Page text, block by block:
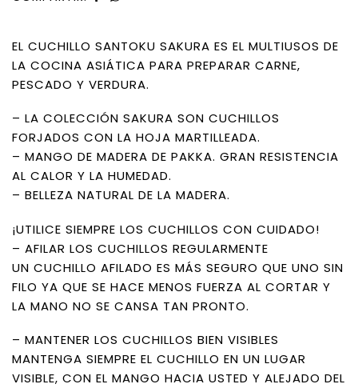
EL CUCHILLO SANTOKU SAKURA ES EL MULTIUSOS DE
LA COCINA ASIÁTICA PARA PREPARAR CARNE,
PESCADO Y VERDURA.
– LA COLECCIÓN SAKURA SON CUCHILLOS
FORJADOS CON LA HOJA MARTILLEADA.
– MANGO DE MADERA DE PAKKA. GRAN RESISTENCIA
AL CALOR Y LA HUMEDAD.
– BELLEZA NATURAL DE LA MADERA.
¡UTILICE SIEMPRE LOS CUCHILLOS CON CUIDADO!
– AFILAR LOS CUCHILLOS REGULARMENTE
UN CUCHILLO AFILADO ES MÁS SEGURO QUE UNO SIN
FILO YA QUE SE HACE MENOS FUERZA AL CORTAR Y
LA MANO NO SE CANSA TAN PRONTO.
– MANTENER LOS CUCHILLOS BIEN VISIBLES
MANTENGA SIEMPRE EL CUCHILLO EN UN LUGAR
VISIBLE, CON EL MANGO HACIA USTED Y ALEJADO DEL